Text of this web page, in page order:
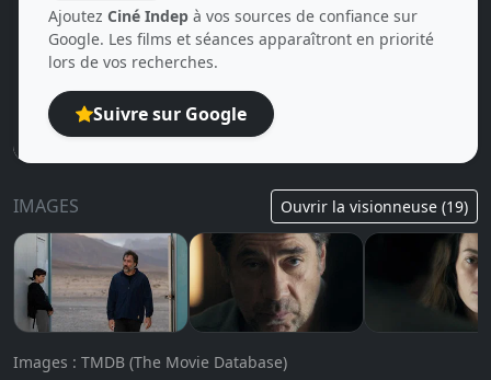
Ajoutez Ciné Indep à vos sources de confiance sur
Google. Les films et séances apparaîtront en priorité
lors de vos recherches.
Suivre sur Google
IMAGES Ouvrir la visionneuse (19)
Images : TMDB (The Movie Database)